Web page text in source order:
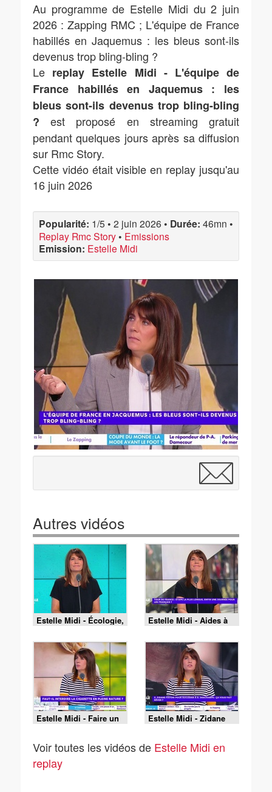
Au programme de Estelle Midi du 2 juin
2026 : Zapping RMC ; L'équipe de France
habillés en Jaquemus : les bleus sont-ils
devenus trop bling-bling ?
Le replay Estelle Midi - L'équipe de
France habillés en Jaquemus : les
bleus sont-ils devenus trop bling-bling
? est proposé en streaming gratuit
pendant quelques jours après sa diffusion
sur Rmc Story.
Cette vidéo était visible en replay jusqu'au
16 juin 2026
Popularité: 1/5 • 2 juin 2026 • Durée: 46mn •
Replay Rmc Story • Emissions
Emission: Estelle Midi
Autres vidéos
Estelle Midi - Écologie,
made in China,
mauvais goût : faut-il
arrêter d'acheter des
souvenirs de vacances
Estelle Midi - Aides à
domicile, abattement
pour les retraités...
faut-il supprimer
toutes les niches
fiscales ?
Estelle Midi - Faire un
break dans un couple :
idée ?
Estelle Midi - Zidane
prochain sélectionneur
ça vous fait rêver ?
Voir toutes les vidéos de Estelle Midi en
replay